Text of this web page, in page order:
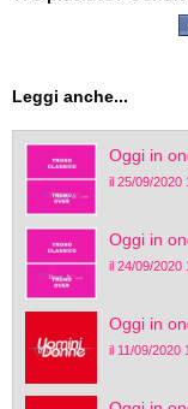
Leggi anche...
Oggi in
il 25/09/2020
Oggi in
il 24/09/2020
Oggi in
il 11/09/2020